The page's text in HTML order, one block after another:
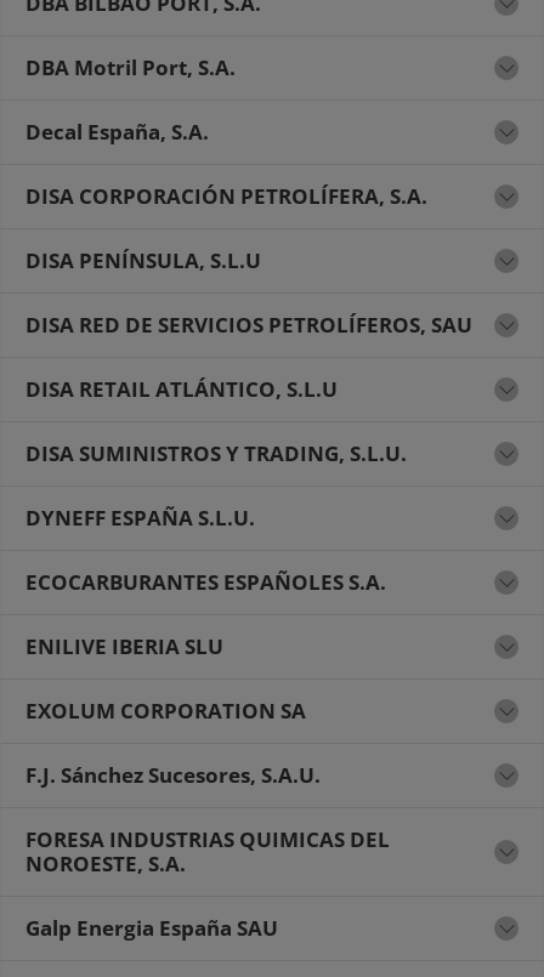
DBA Motril Port, S.A.
Decal España, S.A.
DISA CORPORACIÓN PETROLÍFERA, S.A.
DISA PENÍNSULA, S.L.U
DISA RED DE SERVICIOS PETROLÍFEROS, SAU
DISA RETAIL ATLÁNTICO, S.L.U
DISA SUMINISTROS Y TRADING, S.L.U.
DYNEFF ESPAÑA S.L.U.
ECOCARBURANTES ESPAÑOLES S.A.
ENILIVE IBERIA SLU
EXOLUM CORPORATION SA
F.J. Sánchez Sucesores, S.A.U.
FORESA INDUSTRIAS QUIMICAS DEL
NOROESTE, S.A.
Galp Energia España SAU